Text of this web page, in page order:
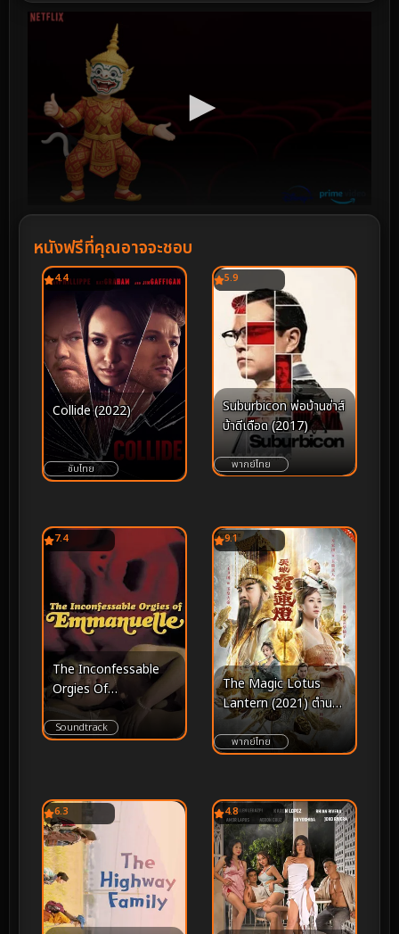
หนังฟรีที่คุณอาจจะชอบ
4.4
Collide (2022)
ซับไทย
5.9
Suburbicon พ่อบ้านซ่าส์
บ้าดีเดือด (2017)
พากย์ไทย
7.4
The Inconfessable
Orgies Of
Emmanuelle (1982)
Soundtrack
9.1
The Magic Lotus
Lantern (2021) ตำนาน
รักโคมสวรรค์
พากย์ไทย
6.3 4.8